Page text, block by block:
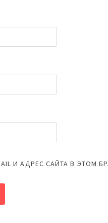
И АДРЕС САЙТА В ЭТОМ